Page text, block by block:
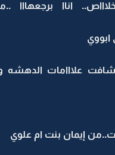
اناا برجعهااا
ابووي
شافت علااامات الدهشه
إيمان بنت ام علوي